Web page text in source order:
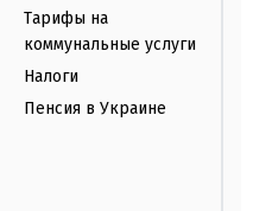
Тарифы на
коммунальные услуги
Налоги
Пенсия в Украине